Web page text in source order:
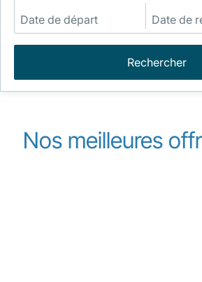
Rechercher
Nos meilleures